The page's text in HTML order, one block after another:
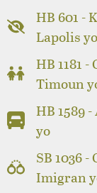
HB 601 -
Lapolis
HB 1181
Timoun
HB 1589
yo
SB 1036
Imigran